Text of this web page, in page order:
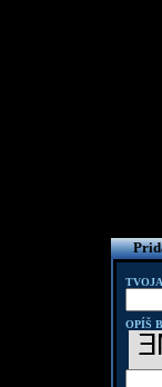
OPÍŠ